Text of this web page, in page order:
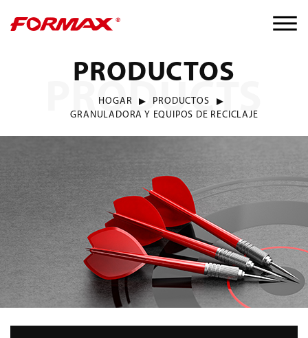
PRODUCTOS
HOGAR
PRODUCTOS
GRANULADORA Y EQUIPOS DE RECICLAJE
PRODUCTS